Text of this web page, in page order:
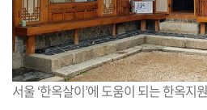
서울 ‘한옥살이’에 도움이 되는 한옥지